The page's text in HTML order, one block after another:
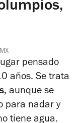
pensado
años. Se trata
aunque se
para nadar y
tiene agua.